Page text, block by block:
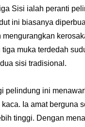
Sisi ialah peranti
ini biasanya
mengurangkan
muka terdedah
sisi tradisional.
pelindung ini
Ia amat berguna
tinggi. Dengan